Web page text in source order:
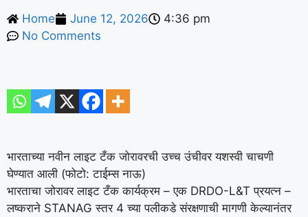
Home June 12, 2026
4:36 pm
No Comments
भारताच्या नवीन लाइट टँक जोरावरची उच्च उंचीवर यशस्वी चाचणी
घेण्यात आली (फोटो: टाईम्स नाऊ)
भारताचा जोरावर लाइट टँक कार्यक्रम – एक DRDO-L&T प्रयत्न –
लष्कराने STANAG स्तर 4 च्या पलीकडे संरक्षणाची मागणी केल्यानंतर